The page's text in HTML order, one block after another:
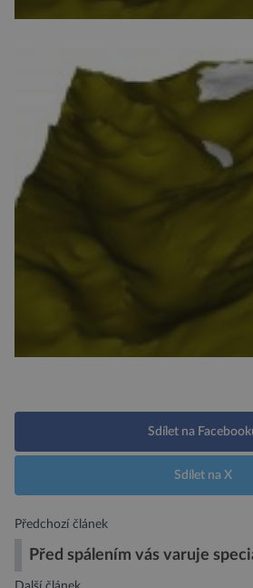
Sdílet na
Sdílet na X
Předchozí článek
Před spálením vás varuje